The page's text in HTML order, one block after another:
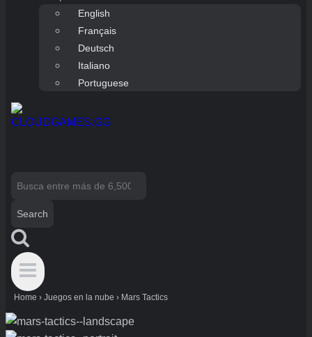
English
Français
Deutsch
Italiano
Portuguese
Search
Home › Juegos en la nube › Mars Tactics